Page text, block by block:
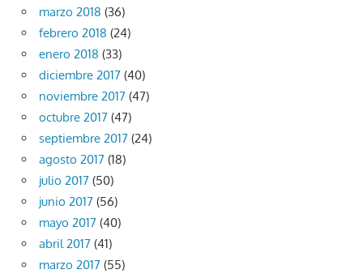
marzo 2018 (36)
febrero 2018 (24)
enero 2018 (33)
diciembre 2017 (40)
noviembre 2017 (47)
octubre 2017 (47)
septiembre 2017 (24)
agosto 2017 (18)
julio 2017 (50)
junio 2017 (56)
mayo 2017 (40)
abril 2017 (41)
marzo 2017 (55)